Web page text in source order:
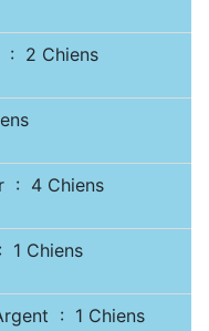
: 2 Chiens
: 4 Chiens
1 Chiens
: 1 Chiens